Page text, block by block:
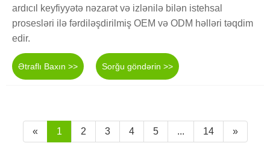
ardıcıl keyfiyyətə nəzarət və izlənilə bilən istehsal
prosesləri ilə fərdiləşdirilmiş OEM və ODM həlləri təqdim
edir.
Ətraflı Baxın >> Sorğu göndərin >>
« 1 2 3 4 5 ... 14 »